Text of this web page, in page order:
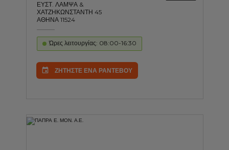
ΕΥΣΤ. ΛΑΜΨΑ &
ΧΑΤΖΗΚΩΝΣΤΑΝΤΗ 45
ΑΘΗΝΑ 11524
Ώρες λειτουργίας: 08:00-16:30
ΖΗΤΗΣΤΕ ΕΝΑ ΡΑΝΤΕΒΟΥ